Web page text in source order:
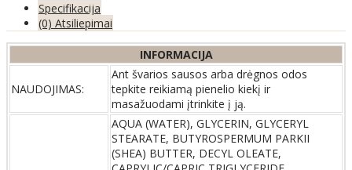
Specifikacija
(0) Atsiliepimai
INFORMACIJA
NAUDOJIMAS:
Ant švarios sausos arba drėgnos odos
tepkite reikiamą pienelio kiekį ir
masažuodami įtrinkite į ją.
AQUA (WATER), GLYCERIN, GLYCERYL
STEARATE, BUTYROSPERMUM PARKII
(SHEA) BUTTER, DECYL OLEATE,